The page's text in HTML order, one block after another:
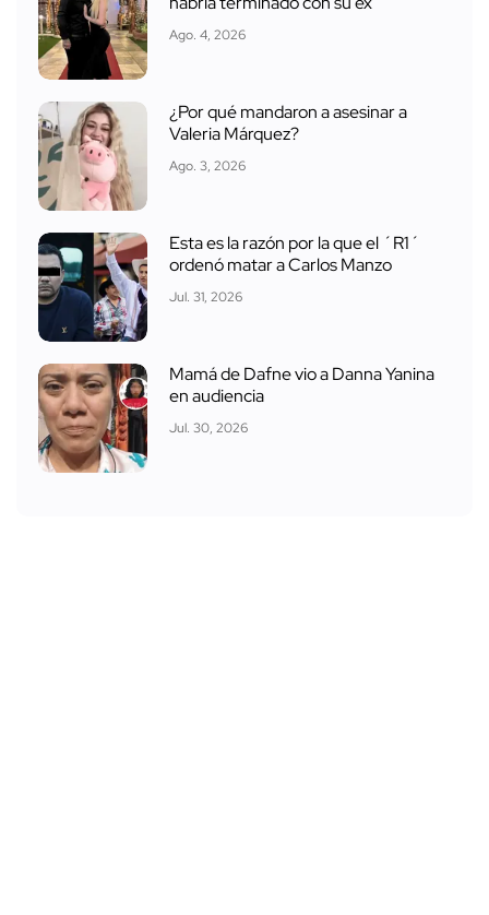
Ago. 4, 2026
¿Por qué mandaron a asesinar a
Valeria Márquez?
Ago. 3, 2026
Esta es la razón por la que el ´R1´
ordenó matar a Carlos Manzo
Jul. 31, 2026
Mamá de Dafne vio a Danna Yanina
en audiencia
Jul. 30, 2026